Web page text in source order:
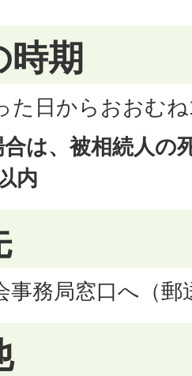
時期
た日からおおむ
は、被相続人の
内
事務局窓口へ（郵